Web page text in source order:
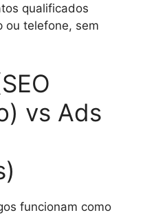
qualificados
ou telefone, sem
vs Ads
funcionam como